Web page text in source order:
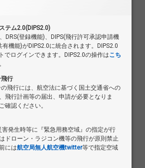
テム2.0(DIPS2.0)
DRS(登録機能)、DIPS(飛行許可承認申請機
有機能)がDIPS2.0に統合されます。DIPS2.0
でログインできます。DIPS2.0の操作はこち
行
飛行には、航空法に基づく国土交通省への
飛行計画等の届出、申請が必要となりま
確認ください。
発生時等に『緊急用務空域』の指定が行
ドローン・ラジコン機等の飛行が原則禁止
には航空局無人航空機twitter等で指定空域